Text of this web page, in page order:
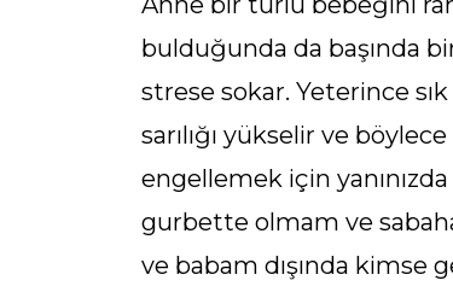
bulduğunda da başında
strese sokar. Yeterince
sarılığı yükselir ve
engellemek için
gurbette olmam ve
ve babam dışında kimse